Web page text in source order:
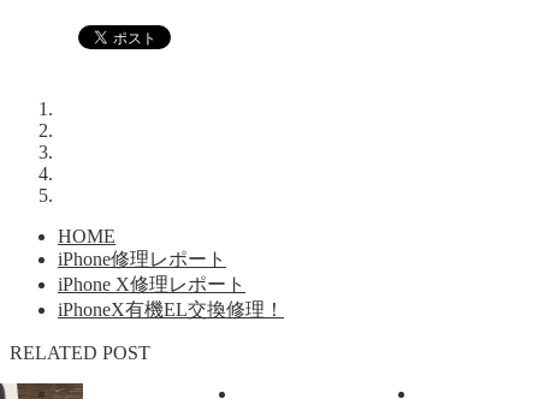
HOME
iPhone修理レポート
iPhone X修理レポート
iPhoneX有機EL交換修理！
RELATED POST